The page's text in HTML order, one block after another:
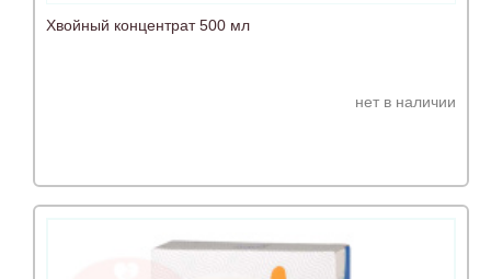
Хвойный концентрат 500 мл
нет в наличии